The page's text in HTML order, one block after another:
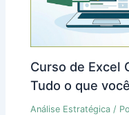
Curso de Excel
Tudo o que
Análise Estratégica /